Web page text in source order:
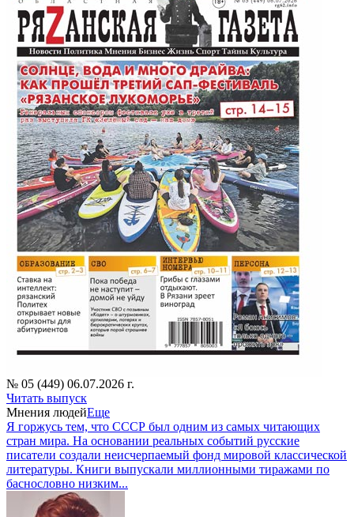
№ 05 (449) 06.07.2026 г.
Читать выпуск
Мнения людейЕще
Я горжусь тем, что СССР был одним из самых читающих
стран мира. На основании реальных событий русские
писатели создали неисчерпаемый фонд мировой классической
литературы. Книги выпускали миллионными тиражами по
баснословно низким...